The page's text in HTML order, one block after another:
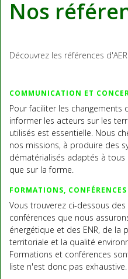
Nos
Découvrez les références
COMMUNICATION ET
Pour faciliter les
informer les acteurs sur les
utilisés est essentielle. Nous
nos missions, à produire des
dématérialisés adaptés à tous
que sur la forme.
FORMATIONS,
Vous trouverez ci-dessous
conférences que nous
énergétique et des ENR, de la
territoriale et la qualité
Formations et conférences
liste n'est donc pas exhaustive.